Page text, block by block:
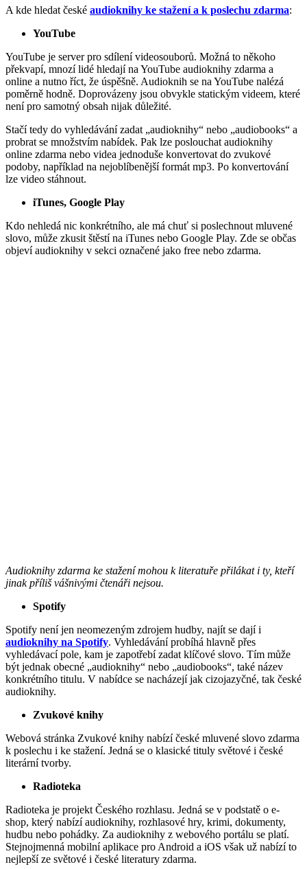
A kde hledat české audioknihy ke stažení a k poslechu zdarma:
YouTube
YouTube je server pro sdílení videosouborů. Možná to někoho
překvapí, mnozí lidé hledají na YouTube audioknihy zdarma a
online a nutno říct, že úspěšně. Audioknih se na YouTube nalézá
poměrně hodně. Doprovázeny jsou obvykle statickým videem, které
není pro samotný obsah nijak důležité.
Stačí tedy do vyhledávání zadat „audioknihy“ nebo „audiobooks“ a
probrat se množstvím nabídek. Pak lze poslouchat audioknihy
online zdarma nebo videa jednoduše konvertovat do zvukové
podoby, například na nejoblíbenější formát mp3. Po konvertování
lze video stáhnout.
iTunes, Google Play
Kdo nehledá nic konkrétního, ale má chuť si poslechnout mluvené
slovo, může zkusit štěstí na iTunes nebo Google Play. Zde se občas
objeví audioknihy v sekci označené jako free nebo zdarma.
Audioknihy zdarma ke stažení mohou k literatuře přilákat i ty, kteří
jinak příliš vášnivými čtenáři nejsou.
Spotify
Spotify není jen neomezeným zdrojem hudby, najít se dají i
audioknihy na Spotify. Vyhledávání probíhá hlavně přes
vyhledávací pole, kam je zapotřebí zadat klíčové slovo. Tím může
být jednak obecné „audioknihy“ nebo „audiobooks“, také název
konkrétního titulu. V nabídce se nacházejí jak cizojazyčné, tak české
audioknihy.
Zvukové knihy
Webová stránka Zvukové knihy nabízí české mluvené slovo zdarma
k poslechu i ke stažení. Jedná se o klasické tituly světové i české
literární tvorby.
Radioteka
Radioteka je projekt Českého rozhlasu. Jedná se v podstatě o e-
shop, který nabízí audioknihy, rozhlasové hry, krimi, dokumenty,
hudbu nebo pohádky. Za audioknihy z webového portálu se platí.
Stejnojmenná mobilní aplikace pro Android a iOS však už nabízí to
nejlepší ze světové i české literatury zdarma.